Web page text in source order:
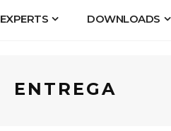
EXPERTS DOWNLOADS
ENTREGA